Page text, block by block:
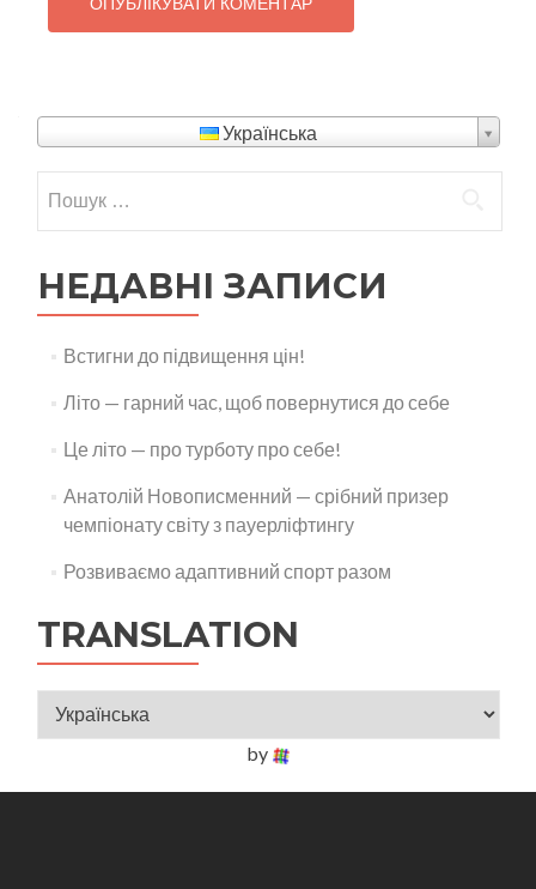
Українська
НЕДАВНІ ЗАПИСИ
Встигни до підвищення цін!
Літо — гарний час, щоб повернутися до себе
Це літо — про турботу про себе!
Анатолій Новописменний — срібний призер
чемпіонату світу з пауерліфтингу
Розвиваємо адаптивний спорт разом
TRANSLATION
by